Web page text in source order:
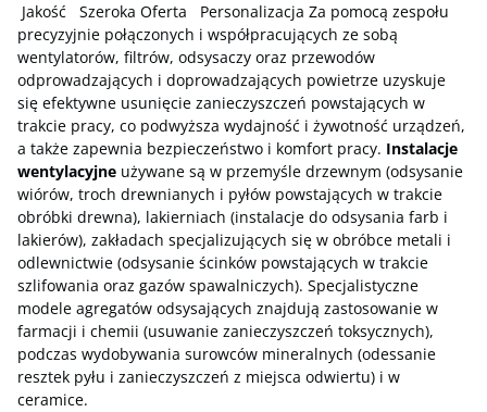
Jakość Szeroka Oferta Personalizacja Za pomocą zespołu
precyzyjnie połączonych i współpracujących ze sobą
wentylatorów, filtrów, odsysaczy oraz przewodów
odprowadzających i doprowadzających powietrze uzyskuje
się efektywne usunięcie zanieczyszczeń powstających w
trakcie pracy, co podwyższa wydajność i żywotność urządzeń,
a także zapewnia bezpieczeństwo i komfort pracy. Instalacje
wentylacyjne używane są w przemyśle drzewnym (odsysanie
wiórów, troch drewnianych i pyłów powstających w trakcie
obróbki drewna), lakierniach (instalacje do odsysania farb i
lakierów), zakładach specjalizujących się w obróbce metali i
odlewnictwie (odsysanie ścinków powstających w trakcie
szlifowania oraz gazów spawalniczych). Specjalistyczne
modele agregatów odsysających znajdują zastosowanie w
farmacji i chemii (usuwanie zanieczyszczeń toksycznych),
podczas wydobywania surowców mineralnych (odessanie
resztek pyłu i zanieczyszczeń z miejsca odwiertu) i w
ceramice.